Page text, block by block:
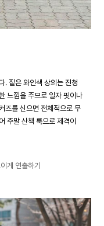
. 짙은 와인색 상의는 진청
느낌을 주므로 일자 핏이나
즈를 신으면 전체적으로 무
주말 산책 룩으로 제격이
게 연출하기